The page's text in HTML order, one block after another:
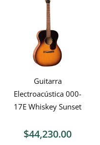
Guitarra
Electroacústica 000-
17E Whiskey Sunset
$44,230.00